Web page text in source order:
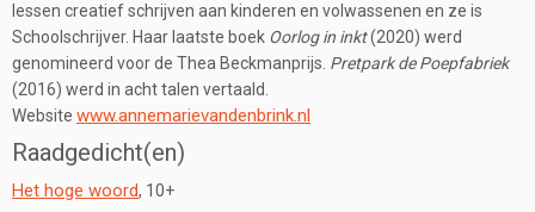
lessen creatief schrijven aan kinderen en volwassenen en ze is
Schoolschrijver. Haar laatste boek Oorlog in inkt(2020) werd
genomineerd voor de Thea Beckmanprijs. Pretpark de Poepfabriek
(2016) werd in acht talen vertaald.
Website www.annemarievandenbrink.nl
Raadgedicht(en)
Het hoge woord, 10+